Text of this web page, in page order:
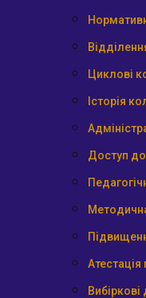
Циклові
Історія
Доступ до
Атестація